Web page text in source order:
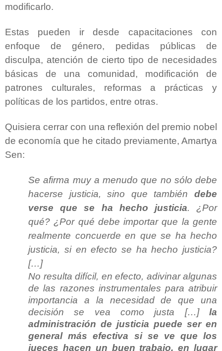
modificarlo.
Estas pueden ir desde capacitaciones con
enfoque de género, pedidas públicas de
disculpa, atención de cierto tipo de necesidades
básicas de una comunidad, modificación de
patrones culturales, reformas a prácticas y
políticas de los partidos, entre otras.
Quisiera cerrar con una reflexión del premio nobel
de economía que he citado previamente, Amartya
Sen:
Se afirma muy a menudo que no sólo debe
hacerse justicia, sino que también debe
verse que se ha hecho justicia. ¿Por
qué? ¿Por qué debe importar que la gente
realmente concuerde en que se ha hecho
justicia, si en efecto se ha hecho justicia?
[…]
No resulta difícil, en efecto, adivinar algunas
de las razones instrumentales para atribuir
importancia a la necesidad de que una
decisión se vea como justa […] la
administración de justicia puede ser en
general más efectiva si se ve que los
jueces hacen un buen trabajo, en lugar